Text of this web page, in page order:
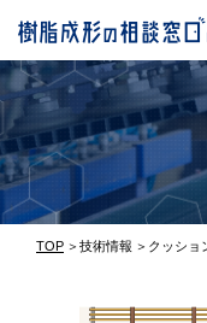
TOP 技術情報 クッショ